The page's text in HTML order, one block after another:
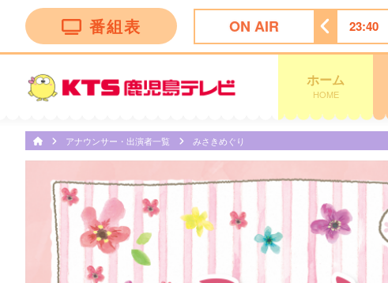
番組表 ON AIR
えた！ドッキリＧＰ さんまのお笑い向上委員会 23:40
ホーム
HOME
アナウンサー・出演者一覧 みさきめぐり